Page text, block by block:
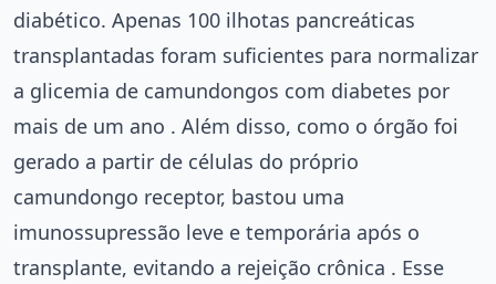
diabético. Apenas 100 ilhotas pancreáticas
transplantadas foram suficientes para normalizar
a glicemia de camundongos com diabetes por
mais de um ano . Além disso, como o órgão foi
gerado a partir de células do próprio
camundongo receptor, bastou uma
imunossupressão leve e temporária após o
transplante, evitando a rejeição crônica . Esse